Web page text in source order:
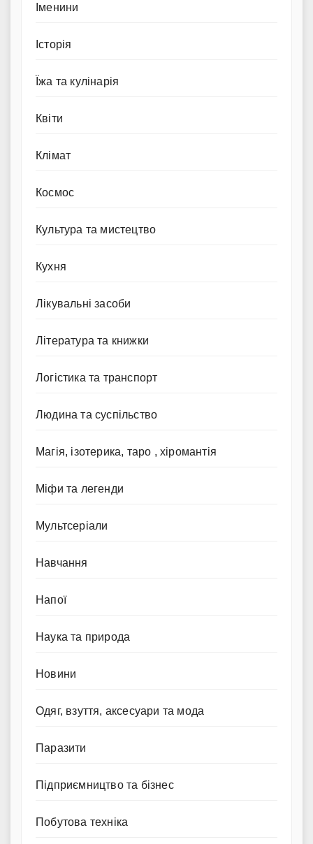
Іменини
Історія
Їжа та кулінарія
Квіти
Клімат
Космос
Культура та мистецтво
Кухня
Лікувальні засоби
Література та книжки
Логістика та транспорт
Людина та суспільство
Магія, ізотерика, таро , хіромантія
Міфи та легенди
Мультсеріали
Навчання
Напої
Наука та природа
Новини
Одяг, взуття, аксесуари та мода
Паразити
Підприємництво та бізнес
Побутова техніка